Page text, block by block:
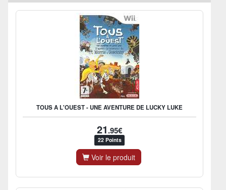
TOUS A L'OUEST - UNE AVENTURE DE LUCKY LUKE
21.95€
22 Points
Voir le produit